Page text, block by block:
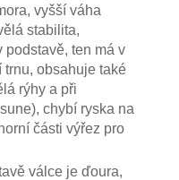
vyšší váha
stabilita,
ten má v
obsahuje také
rýhy a při
chybí ryska na
části výřez pro
válce je ďoura,